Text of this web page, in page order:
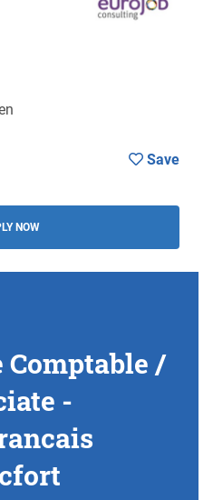
NOW
Save
Comptable /
-